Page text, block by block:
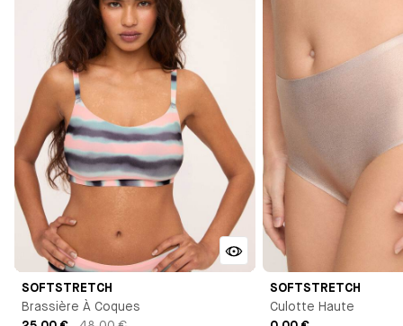
SOFTSTRETCH
Brassière À Coques
SOFTSTRETCH
Culotte Haute